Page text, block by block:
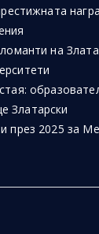
на
Златарски
през 2025 за